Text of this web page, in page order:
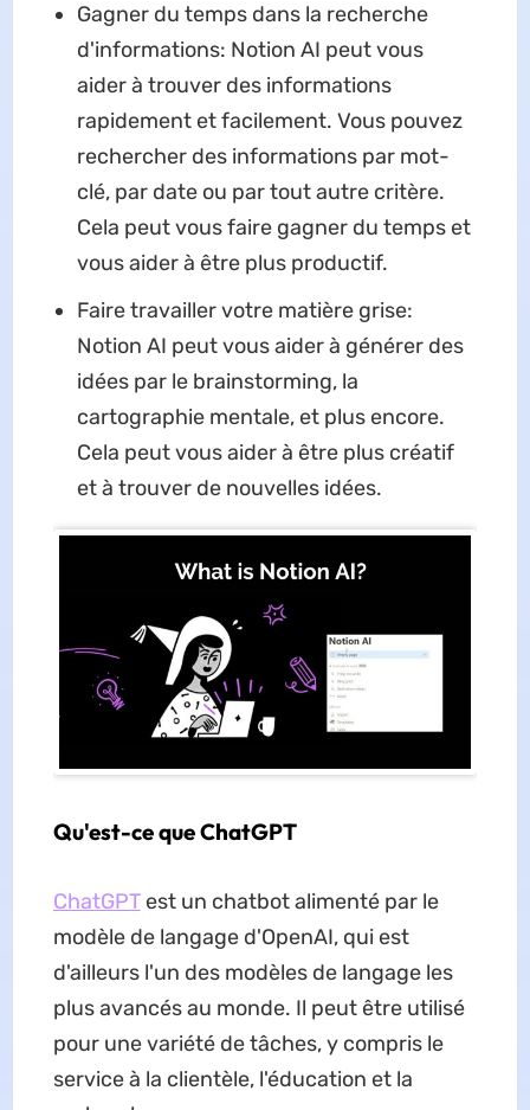
Gagner du temps dans la recherche
d'informations: Notion AI peut vous
aider à trouver des informations
rapidement et facilement. Vous pouvez
rechercher des informations par mot-
clé, par date ou par tout autre critère.
Cela peut vous faire gagner du temps et
vous aider à être plus productif.
Faire travailler votre matière grise:
Notion AI peut vous aider à générer des
idées par le brainstorming, la
cartographie mentale, et plus encore.
Cela peut vous aider à être plus créatif
et à trouver de nouvelles idées.
Qu'est-ce que ChatGPT
ChatGPTest un chatbot alimenté par le
modèle de langage d'OpenAI, qui est
d'ailleurs l'un des modèles de langage les
plus avancés au monde. Il peut être utilisé
pour une variété de tâches, y compris le
service à la clientèle, l'éducation et la